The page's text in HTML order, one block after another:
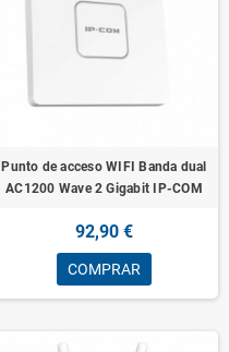
Punto de acceso WIFI Banda dual
AC1200 Wave 2 Gigabit IP-COM
92,90 €
COMPRAR